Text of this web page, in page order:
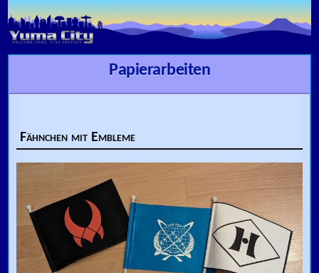
Skip to content
Papierarbeiten
Fähnchen mit Embleme